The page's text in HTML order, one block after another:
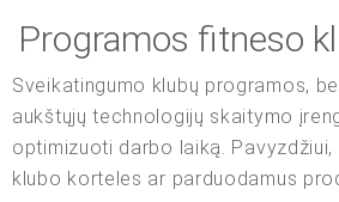
Programos fitneso
Sveikatingumo klubų programos,
aukštųjų technologijų skaitymo
optimizuoti darbo laiką.
klubo korteles ar parduodamus